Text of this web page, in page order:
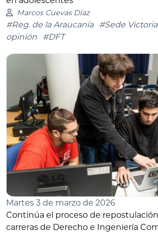
Marcos Cuevas Díaz
#Reg. de la Araucanía #Sede Victoria
opinión
#DFT
Martes 3 de marzo de 2026
Continúa el proceso de
carreras de Derecho e Ingeniería